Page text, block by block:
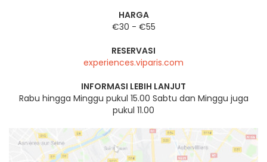
HARGA
€30 - €55
RESERVASI
experiences.viparis.com
INFORMASI LEBIH LANJUT
Rabu hingga Minggu pukul 15.00 Sabtu dan Minggu juga
pukul 11.00